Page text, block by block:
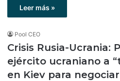
Leer más »
Pool CEO
Crisis Rusia-Ucrania:
ejército ucraniano a
en Kiev para negociar